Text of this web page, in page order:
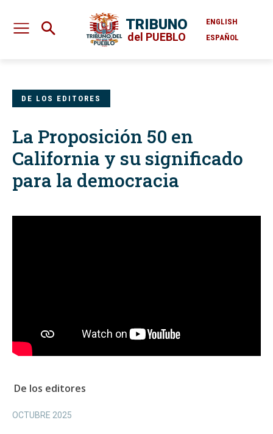
TRIBUNO
del PUEBLO
ENGLISH
ESPAÑOL
DE LOS EDITORES
La Proposición 50 en
California y su significado
para la democracia
De los editores
OCTUBRE 2025